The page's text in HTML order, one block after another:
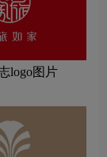
logo图片